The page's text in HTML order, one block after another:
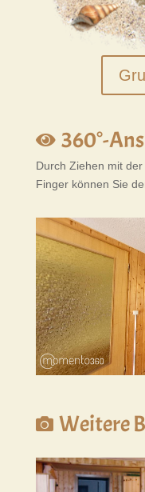
360°-
Durch Ziehen mit
Finger können Sie
Weitere